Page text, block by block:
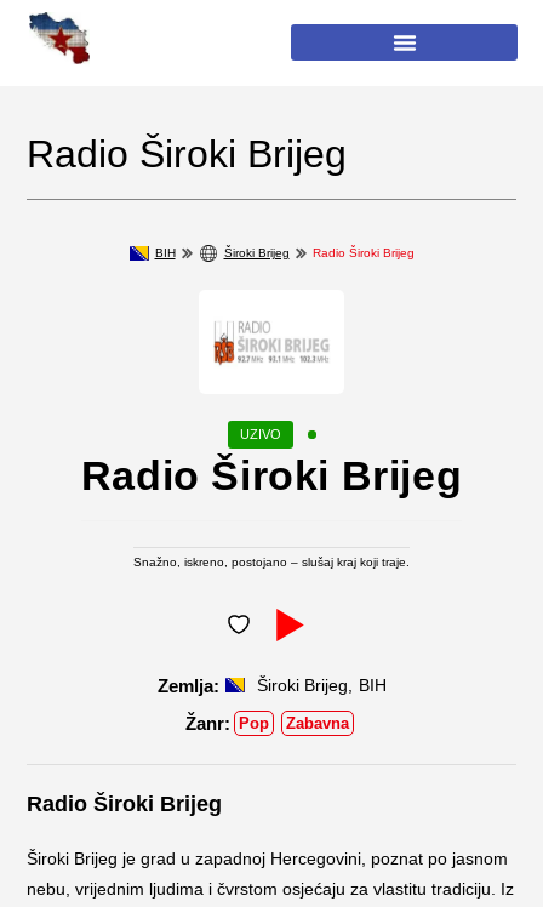
Radio Široki Brijeg
BIH Široki Brijeg Radio Široki Brijeg
Radio Široki Brijeg
Snažno, iskreno, postojano – slušaj kraj koji traje.
Široki Brijeg BIH
Pop Zabavna
Radio Široki Brijeg
Široki Brijeg je grad u zapadnoj Hercegovini, poznat po jasnom
nebu, vrijednim ljudima i čvrstom osjećaju za vlastitu tradiciju. Iz